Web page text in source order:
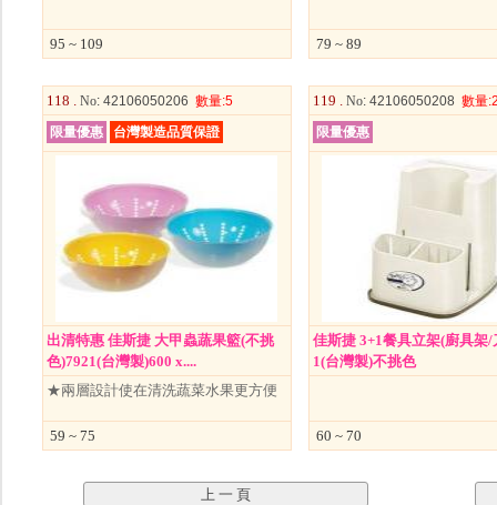
95 ~ 109 79 ~ 89
118 . No: 42106050206 數量:5
限量優惠
台灣製造品質保證
出清特惠 佳斯捷 大甲蟲蔬果籃(不挑
色)7921(台灣製)600 x....
★兩層設計使在清洗蔬菜水果更方便
59 ~ 75
119 . No: 42106050208 數量
限量優惠
佳斯捷 3+1餐具立架(廚具架/
1(台灣製)不挑色
60 ~ 70